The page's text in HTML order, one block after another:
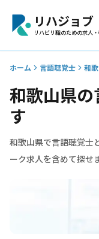
リハジョブ
リハビリ職のための求人
ホーム 言語聴覚士 和
和歌山県
す
和歌山県で言語聴覚士
ーク求人を含めて探せ